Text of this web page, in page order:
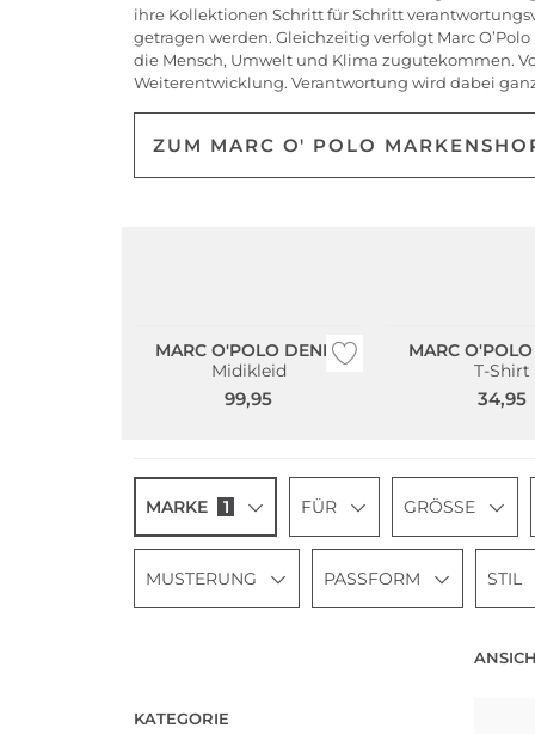
ihre Kollektionen Schritt für Schritt
getragen werden. Gleichzeitig verfolgt Marc
die Mensch, Umwelt und Klima zugutekommen.
Weiterentwicklung. Verantwortung wird dabei
ZUM MARC O' POLO
MARC O'POLO DENIM
Midikleid
99,95
MARC
T-Shirt
34,95
MARKE 1 FÜR GRÖSSE
MUSTERUNG PASSFORM STIL
KATEGORIE